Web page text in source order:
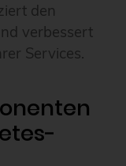
den
verbessert
Services.